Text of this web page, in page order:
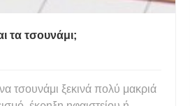
τα τσουνάμι;